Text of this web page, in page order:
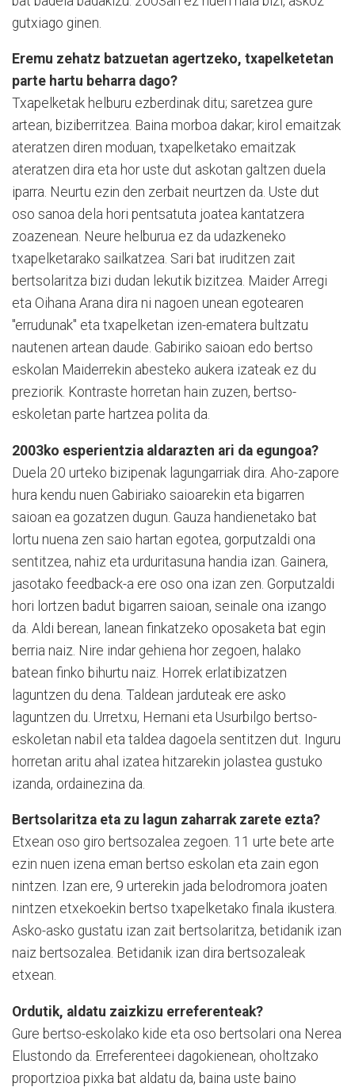
gutxiago ginen.
Eremu zehatz batzuetan agertzeko, txapelketetan
parte hartu beharra dago?
Txapelketak helburu ezberdinak ditu; saretzea gure
artean, biziberritzea. Baina morboa dakar; kirol emaitzak
ateratzen diren moduan, txapelketako emaitzak
ateratzen dira eta hor uste dut askotan galtzen duela
iparra. Neurtu ezin den zerbait neurtzen da. Uste dut
oso sanoa dela hori pentsatuta joatea kantatzera
zoazenean. Neure helburua ez da udazkeneko
txapelketarako sailkatzea. Sari bat iruditzen zait
bertsolaritza bizi dudan lekutik bizitzea. Maider Arregi
eta Oihana Arana dira ni nagoen unean egotearen
"errudunak" eta txapelketan izen-ematera bultzatu
nautenen artean daude. Gabiriko saioan edo bertso
eskolan Maiderrekin abesteko aukera izateak ez du
preziorik. Kontraste horretan hain zuzen, bertso-
eskoletan parte hartzea polita da.
2003ko esperientzia aldarazten ari da egungoa?
Duela 20 urteko bizipenak lagungarriak dira. Aho-zapore
hura kendu nuen Gabiriako saioarekin eta bigarren
saioan ea gozatzen dugun. Gauza handienetako bat
lortu nuena zen saio hartan egotea, gorputzaldi ona
sentitzea, nahiz eta urduritasuna handia izan. Gainera,
jasotako feedback-a ere oso ona izan zen. Gorputzaldi
hori lortzen badut bigarren saioan, seinale ona izango
da. Aldi berean, lanean finkatzeko oposaketa bat egin
berria naiz. Nire indar gehiena hor zegoen, halako
batean finko bihurtu naiz. Horrek erlatibizatzen
laguntzen du dena. Taldean jarduteak ere asko
laguntzen du. Urretxu, Hernani eta Usurbilgo bertso-
eskoletan nabil eta taldea dagoela sentitzen dut. Inguru
horretan aritu ahal izatea hitzarekin jolastea gustuko
izanda, ordainezina da.
Bertsolaritza eta zu lagun zaharrak zarete ezta?
Etxean oso giro bertsozalea zegoen. 11 urte bete arte
ezin nuen izena eman bertso eskolan eta zain egon
nintzen. Izan ere, 9 urterekin jada belodromora joaten
nintzen etxekoekin bertso txapelketako finala ikustera.
Asko-asko gustatu izan zait bertsolaritza, betidanik izan
naiz bertsozalea. Betidanik izan dira bertsozaleak
etxean.
Ordutik, aldatu zaizkizu erreferenteak?
Gure bertso-eskolako kide eta oso bertsolari ona Nerea
Elustondo da. Erreferenteei dagokienean, oholtzako
proportzioa pixka bat aldatu da, baina uste baino